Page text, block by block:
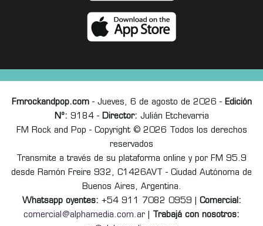
Fmrockandpop.com- Jueves, 6 de agosto de 2026 - Edición
Nº: 9184 - Director: Julián Etchevarria
FM Rock and Pop - Copyright © 2026 Todos los derechos
reservados
Transmite a través de su plataforma online y por FM 95.9
desde Ramón Freire 932, C1426AVT - Ciudad Autónoma de
Buenos Aires, Argentina.
Whatsapp oyentes: +54 911 7082 0959 | Comercial:
comercial@alphamedia.com.ar
Trabajá con nosotros: